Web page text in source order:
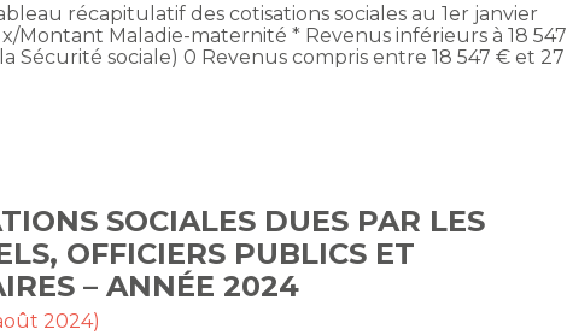
récapitulatif des cotisations sociales au 1er janvier
Montant Maladie-maternité * Revenus inférieurs à 18 547
Sécurité sociale) 0 Revenus compris entre 18 547 € et 27
SOCIALES DUES PAR LES
OFFICIERS PUBLICS ET
– ANNÉE 2024
2024)